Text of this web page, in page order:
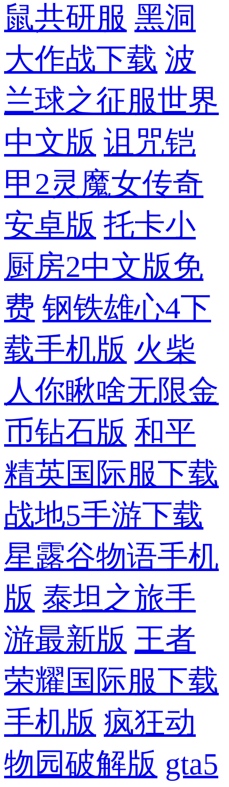
鼠共研服 黑洞
大作战下载 波
兰球之征服世界
中文版 诅咒铠
甲2灵魔女传奇
安卓版 托卡小
厨房2中文版免
费 钢铁雄心4下
载手机版 火柴
人你瞅啥无限金
币钻石版 和平
精英国际服下载
战地5手游下载
星露谷物语手机
版 泰坦之旅手
游最新版 王者
荣耀国际服下载
手机版 疯狂动
物园破解版 gta5